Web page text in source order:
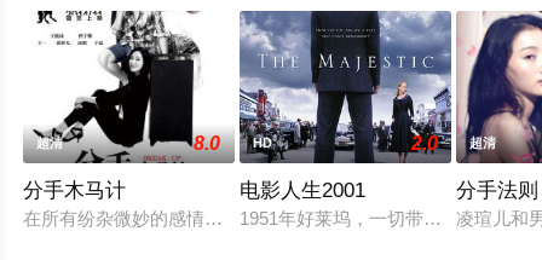
超清 8.0
分手木马计
在所有纷杂微妙的感情关系中，我们的主人公认为，能揭示出
HD 2.0
电影人生2001
1951年好莱坞，一切带有左翼观点
超清
分手法则
凌瑄儿和